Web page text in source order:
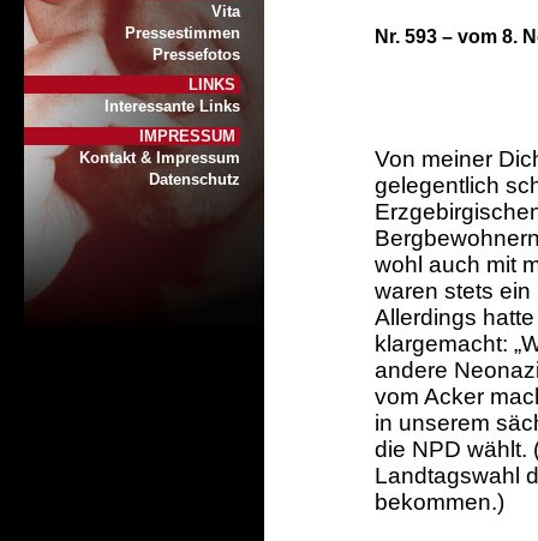
Vita
Pressestimmen
Pressefotos
LINKS
Interessante Links
IMPRESSUM
Kontakt & Impressum
Datenschutz
Nr. 593 – vom 8.
Von meiner
gelegentlich
wohl auch mit
waren stets
Allerdings
klargemacht:
andere
vom Acker
in unserem
die NPD wählt.
Landtagswahl
bekommen.)